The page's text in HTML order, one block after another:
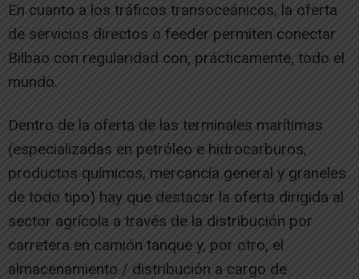
En cuanto a los tráficos transoceánicos, la oferta
de servicios directos o feeder permiten conectar
Bilbao con regularidad con, prácticamente, todo el
mundo.
Dentro de la oferta de las terminales marítimas
(especializadas en petróleo e hidrocarburos,
productos químicos, mercancía general y graneles
de todo tipo) hay que destacar la oferta dirigida al
sector agrícola a través de la distribución por
carretera en camión tanque y, por otro, el
almacenamiento / distribución a cargo de